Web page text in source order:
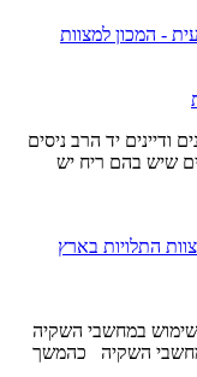
יד הרב ניסים
שיש בהם ריח יש
במחשבי השקיה
השקיה כהמשך